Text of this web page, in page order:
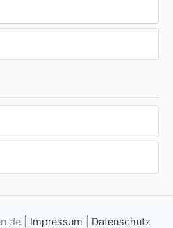
| Impressum Datenschutz